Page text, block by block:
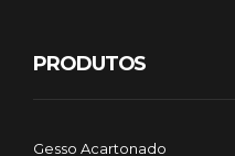
PRODUTOS
Gesso Acartonado